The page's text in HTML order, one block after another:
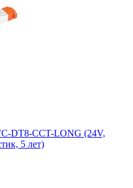
DT8-CCT-LONG (24V,
5 лет)